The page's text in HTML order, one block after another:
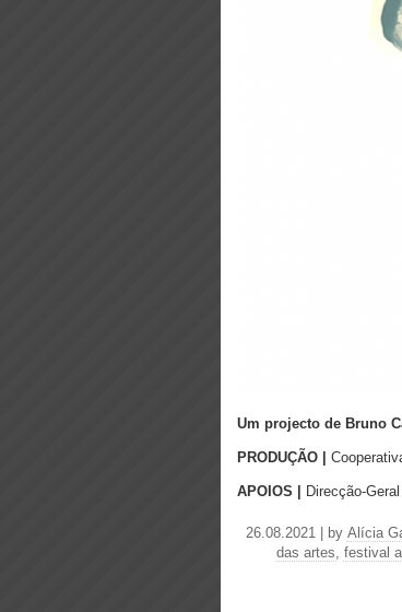
Um projecto de Bruno
PRODUÇÃO |
APOIOS | Direcção-
26.08.2021 | by Alícia
das artes, festival